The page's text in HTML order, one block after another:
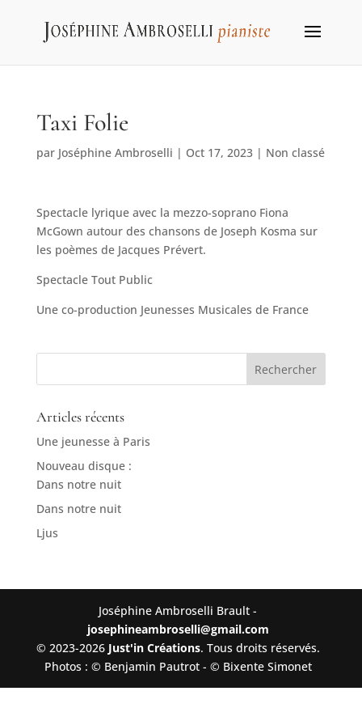
Taxi Folie
par Joséphine Ambroselli | Oct 17, 2023| Non classé
Spectacle lyrique avec la mezzo-soprano Fiona
McGown autour des chansons de Joseph Kosma sur
les poèmes de Jacques Prévert.
Spectacle Tout Public
Une co-production Jeunesses Musicales de France
Articles récents
Une jeunesse à Paris
Nouveau disque :
Dans notre nuit
Dans notre nuit
Ljus
Joséphine Ambroselli Brault -
josephineambroselli@gmail.com
© 2023-2026 Just'in Créations. Tous droits réservés.
Photos : © Benjamin Pautrot - © Bixente Simonet